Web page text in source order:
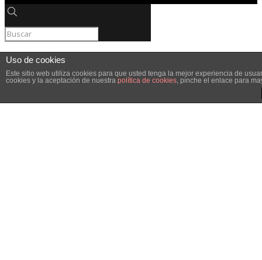
Uso de cookies
Este sitio web utiliza cookies para que usted tenga la mejor experiencia de
cookies y la aceptación de nuestra política de cookies, pinche el enlace para